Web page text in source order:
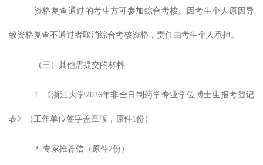
资格复查通过的考生方可参加综合考核。因考生个人原因导
致资格复查不通过者取消综合考核资格，责任由考生个人承担。
（三）其他需提交的材料
1. 《浙江大学2026年非全日制药学专业学位博士生报考登记
表》（工作单位签字盖章版 ，原件1份）
2. 专家推荐信（原件2份）